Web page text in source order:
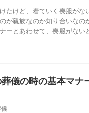
たけど、着ていく喪服が
親族なのか知り合いなの
ーとあわせて、喪服がない
儀の時の基本マナ